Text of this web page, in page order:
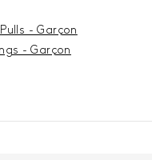
Pulls - Garçon
- Garçon